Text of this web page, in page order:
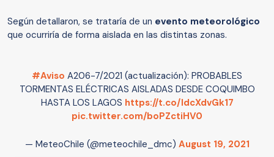
Según detallaron, se trataría de un evento meteorológico
que ocurriría de forma aislada en las distintas zonas.
#Aviso A206-7/2021 (actualización): PROBABLES
TORMENTAS ELÉCTRICAS AISLADAS DESDE COQUIMBO
HASTA LOS LAGOS https://t.co/IdcXdvGk17
pic.twitter.com/boPZctiHV0
— MeteoChile (@meteochile_dmc) August 19, 2021